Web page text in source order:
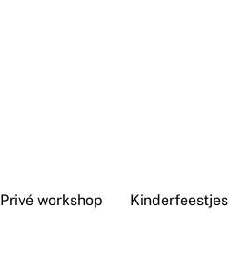
Privé workshop Kinderfeestjes